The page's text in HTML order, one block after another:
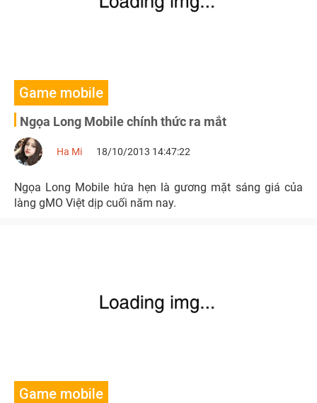
Game mobile
Ngọa Long Mobile chính thức ra mắt
Ha Mi 18/10/2013 14:47:22
Ngọa Long Mobile hứa hẹn là gương mặt sáng giá của
làng gMO Việt dịp cuối năm nay.
Game mobile